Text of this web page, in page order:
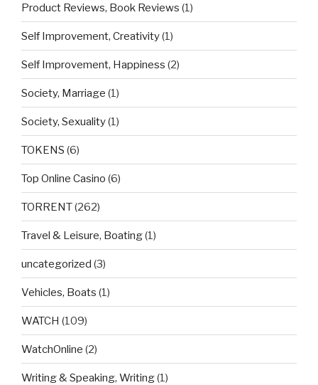
Product Reviews, Book Reviews (1)
Self Improvement, Creativity(1)
Self Improvement, Happiness (2)
Society, Marriage (1)
Society, Sexuality(1)
TOKENS (6)
Top Online Casino (6)
TORRENT(262)
Travel & Leisure, Boating(1)
uncategorized (3)
Vehicles, Boats (1)
WATCH (109)
WatchOnline (2)
Writing & Speaking, Writing(1)